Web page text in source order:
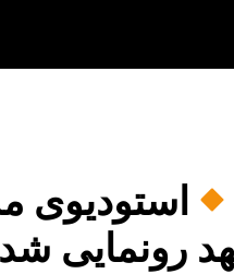
استودیوی
رونمایی